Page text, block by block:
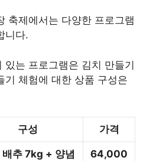
축제에서는 다양한 프로그램
니다.
있는 프로그램은 김치 만들기
기 체험에 대한 상품 구성은
구성 가격
배추 7kg + 양념
64,000